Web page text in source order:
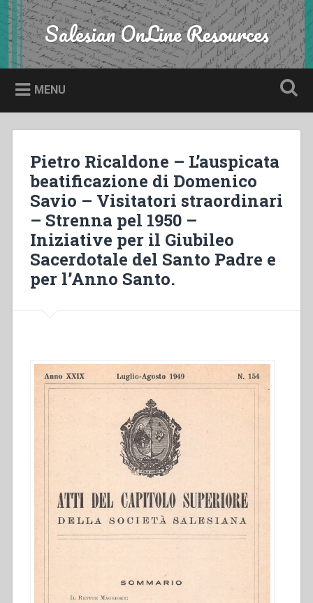
Skip
to
content
Search Salesian OnLine Resources
MENU
Pietro Ricaldone – L’auspicata
beatificazione di Domenico
Savio – Visitatori straordinari
– Strenna pel 1950 –
Iniziative per il Giubileo
Sacerdotale del Santo Padre e
per l’Anno Santo.